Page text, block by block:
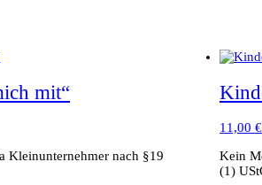
mit“
Kleinunternehmer nach §19
11,00 €
Kein
(1)